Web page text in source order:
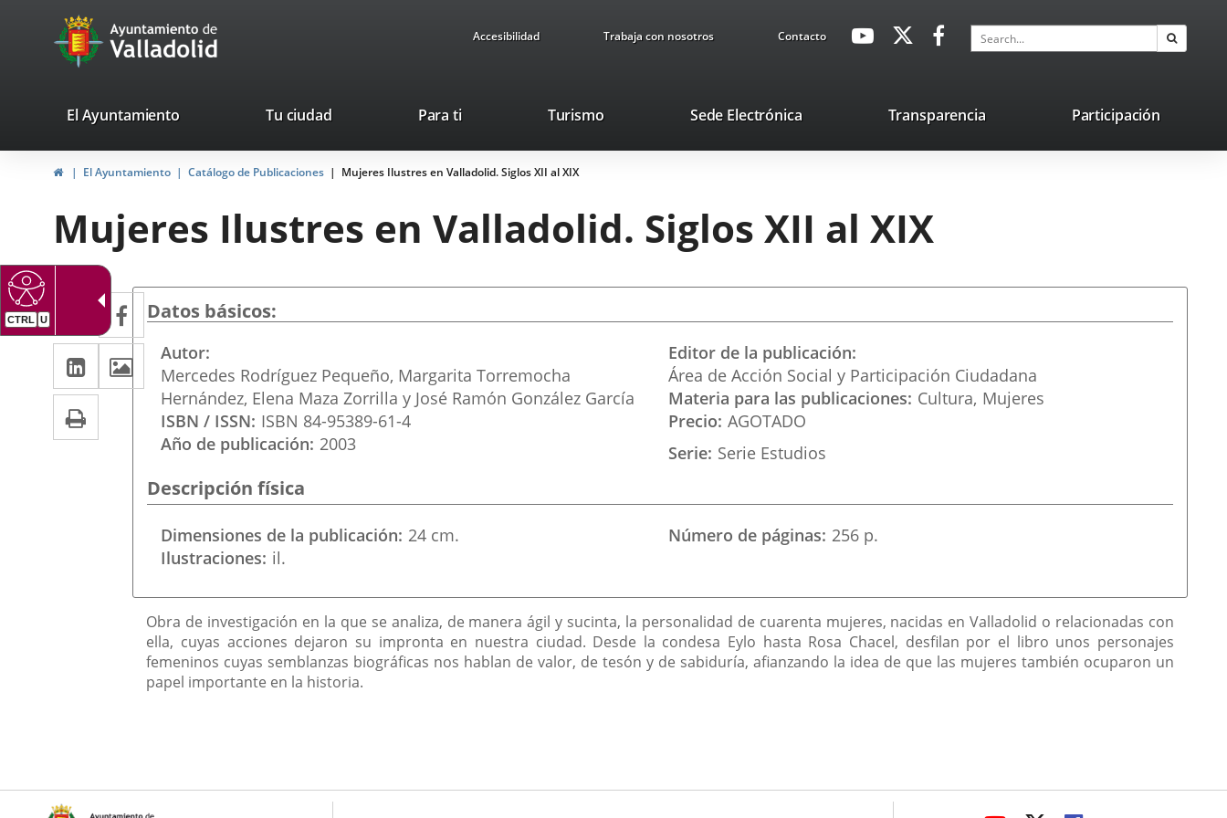
Portal
Web
Ayuntamiento
de
Accesibilidad Trabaja con nosotros ContactoavaHeaderSocial
Link
Link
application.
application.
Search
valladolid.es
El Ayuntamiento Tu ciudad Para ti TurismoThis
will
pop-
Sede ElectrónicaLink
external
Transparencia Participación
HomeEl Ayuntamiento Catálogo de Publicaciones Mujeres Ilustres en Valladolid. Siglos XII al XIX
Mujeres Ilustres en Valladolid. Siglos XII al XIX
Twitter
Enlace
a
una
aplicación
externa.
Facebook
Enlace
a
una
aplicación
externa.
Linkedin
Enlace
a
una
aplicación
externa.
Images
Datos básicos
Autor
Mercedes Rodríguez Pequeño, Margarita Torremocha
Hernández, Elena Maza Zorrilla y José Ramón González García
ISBN / ISSN ISBN 84-95389-61-4
Año de publicación 2003
Editor de la publicación
Área de Acción Social y Participación Ciudadana
Materia para las publicaciones Cultura Mujeres
Precio AGOTADO
Serie Serie Estudios
Descripción física
Dimensiones de la publicación 24 cm.
Ilustraciones il.
Número de páginas 256 p.
Descripción
Obra de investigación en la que se analiza, de manera ágil y sucinta, la personalidad de cuarenta mujeres, nacidas en Valladolid o relacionadas con
ella, cuyas acciones dejaron su impronta en nuestra ciudad. Desde la condesa Eylo hasta Rosa Chacel, desfilan por el libro unos personajes
femeninos cuyas semblanzas biográficas nos hablan de valor, de tesón y de sabiduría, afianzando la idea de que las mujeres también ocuparon un
papel importante en la historia.